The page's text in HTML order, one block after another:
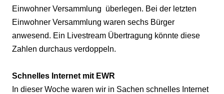
Einwohner Versammlung überlegen. Bei der letzten
Einwohner Versammlung waren sechs Bürger
anwesend. Ein Livestream Übertragung könnte diese
Zahlen durchaus verdoppeln.
Schnelles Internet mit EWR
In dieser Woche waren wir in Sachen schnelles Internet